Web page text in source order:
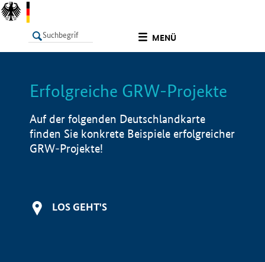
MENÜ
LISTE Info
Erfolgreiche GRW-Projekte
Auf der folgenden Deutschlandkarte
finden Sie konkrete Beispiele erfolgreicher
GRW-Projekte!
LOS GEHT'S